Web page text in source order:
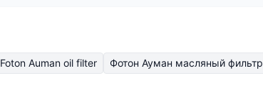
Foton Auman oil filter
Фотон Ауман масляный фильтр